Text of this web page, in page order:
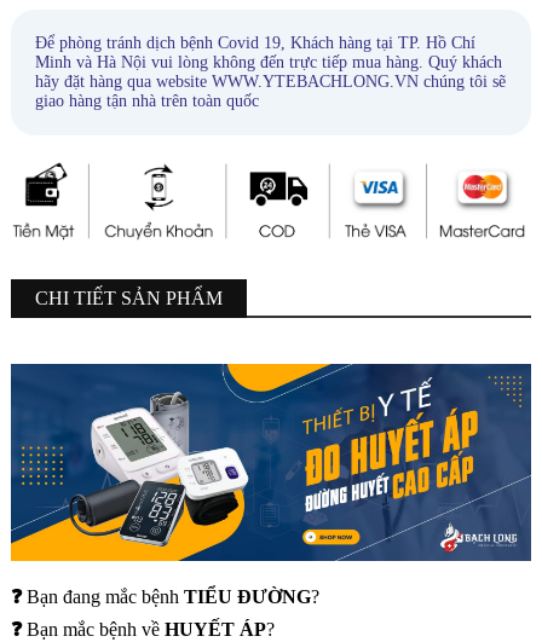
Để phòng tránh dịch bệnh Covid 19, Khách hàng tại TP. Hồ Chí
Minh và Hà Nội vui lòng không đến trực tiếp mua hàng. Quý khách
hãy đặt hàng qua website WWW.YTEBACHLONG.VN chúng tôi sẽ
giao hàng tận nhà trên toàn quốc
CHI TIẾT SẢN PHẨM
❓Bạn đang mắc bệnh TIỂU ĐƯỜNG?
❓Bạn mắc bệnh về HUYẾT ÁP?